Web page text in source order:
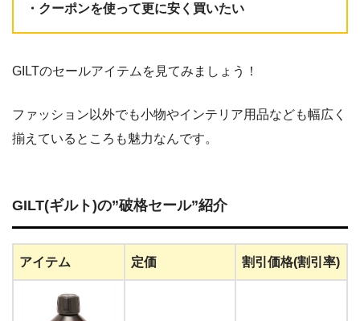
・クーポンを使って更に安く買いたい
GILTのセールアイテムを見てみましょう！
ファッション以外でも小物やインテリア用品なども幅広く
揃えているところも魅力なんです。
GILT(ギルト)の”破格セール”紹介
アイテム 定価 割引価格(割引率)